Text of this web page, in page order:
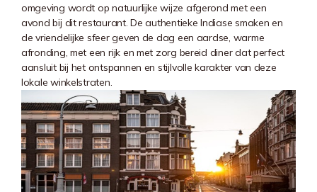
omgeving wordt op natuurlijke wijze afgerond met een
avond bij dit restaurant. De authentieke Indiase smaken en
de vriendelijke sfeer geven de dag een aardse, warme
afronding, met een rijk en met zorg bereid diner dat perfect
aansluit bij het ontspannen en stijlvolle karakter van deze
lokale winkelstraten.